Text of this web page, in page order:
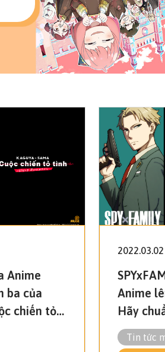
Anime
ba của
chiến tỏ
được
Muse
2022.03.02
Anime
Hãy
sẽ làm
giới của
Tin tức